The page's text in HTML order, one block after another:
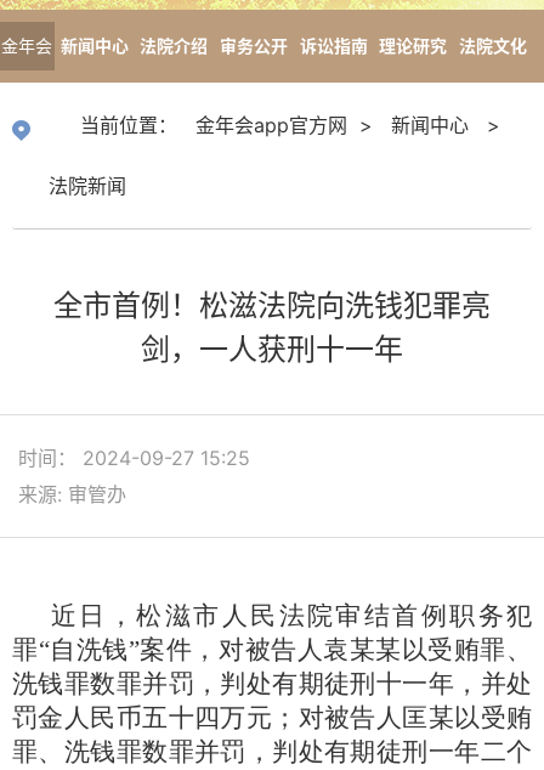
金年会
方网
新闻中心 法院介绍 审务公开 诉讼指南 理论研究 法院文化
当前位置： 金年会app官方网 > 新闻中心 >
法院新闻
全市首例！松滋法院向洗钱犯罪亮
剑，一人获刑十一年
时间： 2024-09-27 15:25
来源: 审管办
近日，松滋市人民法院审结首例职务犯
罪“自洗钱”案件，对被告人袁某某以受贿罪、
洗钱罪数罪并罚，判处有期徒刑十一年，并处
罚金人民币五十四万元；对被告人匡某以受贿
罪、洗钱罪数罪并罚，判处有期徒刑一年二个